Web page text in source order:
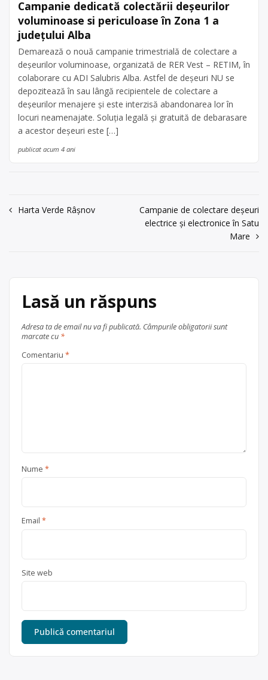
Campanie dedicată colectării deșeurilor
voluminoase si periculoase în Zona 1 a
județului Alba
Demarează o nouă campanie trimestrială de colectare a
deșeurilor voluminoase, organizată de RER Vest – RETIM, în
colaborare cu ADI Salubris Alba. Astfel de deșeuri NU se
depozitează în sau lângă recipientele de colectare a
deșeurilor menajere și este interzisă abandonarea lor în
locuri neamenajate. Soluția legală și gratuită de debarasare
a acestor deșeuri este […]
publicat acum 4 ani
Navigare
Harta Verde Râșnov
Campanie de colectare deșeuri
electrice și electronice în Satu
Mare
Lasă un răspuns
Adresa ta de email nu va fi publicată. Câmpurile obligatorii sunt
marcate cu *
Comentariu *
Nume *
Email *
Site web